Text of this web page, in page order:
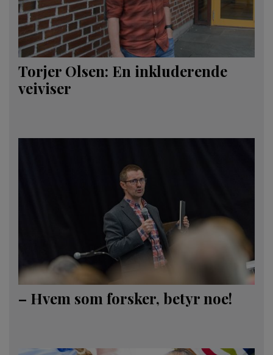
Torjer Olsen: En inkluderende
veiviser
– Hvem som forsker, betyr noe!